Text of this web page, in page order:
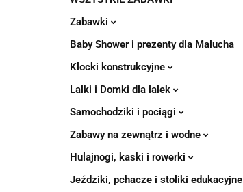
Zabawki
Baby Shower i prezenty dla Malucha
Klocki konstrukcyjne
Lalki i Domki dla lalek
Samochodziki i pociągi
Zabawy na zewnątrz i wodne
Hulajnogi, kaski i rowerki
Jeździki, pchacze i stoliki edukacyjne